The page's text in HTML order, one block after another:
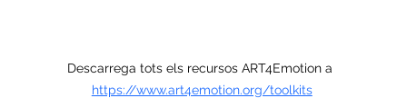
Descarrega tots els recursos ART4Emotion a
https://www.art4emotion.org/toolkits